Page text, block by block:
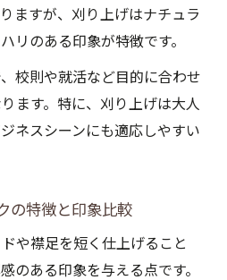
ますが、刈り上げはナチュラ
リのある印象が特徴です。
校則や就活など目的に合わせ
ます。特に、刈り上げは大人
ネスシーンにも適応しやすい
の特徴と印象比較
や襟足を短く仕上げること
のある印象を与える点です。